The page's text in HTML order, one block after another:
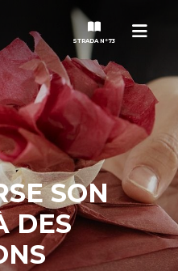
STRADA N°73
SON
DES